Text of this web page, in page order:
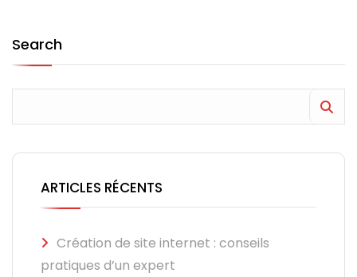
Search
ARTICLES RÉCENTS
Création de site internet : conseils
pratiques d’un expert